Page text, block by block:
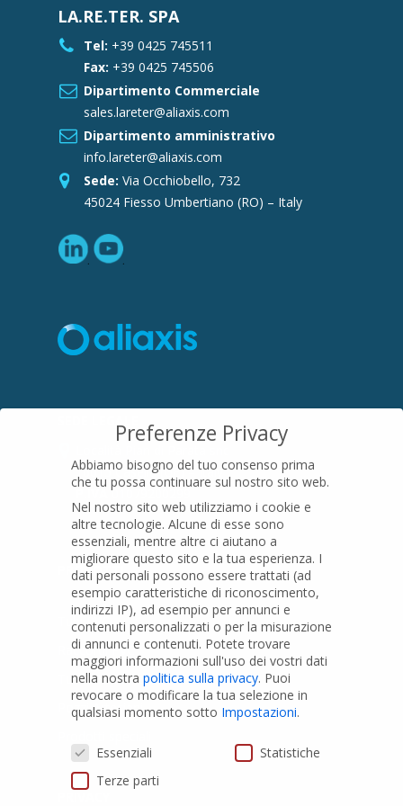
LA.RE.TER. SPA
Tel: +39 0425 745511
Fax: +39 0425 745506
Dipartimento Commerciale
sales.lareter@aliaxis.com
Dipartimento amministrativo
info.lareter@aliaxis.com
Sede: Via Occhiobello, 732
45024 Fiesso Umbertiano (RO) – Italy
16015 Casella (GE) – Italy
01079200299
PRODOTTI
Tubi PVC
Raccordi PVC
Tubi e Raccordi in PVC-A
Pozzi Artesiani
Preferenze Privacy
Abbiamo bisogno del tuo consenso prima
che tu possa continuare sul nostro sito web.
Nel nostro sito web utilizziamo i cookie e
altre tecnologie. Alcune di esse sono
essenziali, mentre altre ci aiutano a
migliorare questo sito e la tua esperienza. I
dati personali possono essere trattati (ad
esempio caratteristiche di riconoscimento,
indirizzi IP), ad esempio per annunci e
contenuti personalizzati o per la misurazione
di annunci e contenuti. Potete trovare
maggiori informazioni sull'uso dei vostri dati
nella nostra politica sulla privacy. Puoi
revocare o modificare la tua selezione in
qualsiasi momento sotto Impostazioni.
Preferenze Privacy
Essenziali
Statistiche
Terze parti